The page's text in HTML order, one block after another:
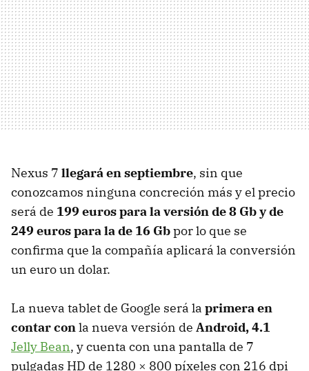
Nexus 7 llegará en septiembre, sin que
conozcamos ninguna concreción más y el precio
será de 199 euros para la versión de 8 Gb y de
249 euros para la de 16 Gbpor lo que se
confirma que la compañía aplicará la conversión
un euro un dolar.
La nueva tablet de Google será la primera en
contar conla nueva versión de Android, 4.1
Jelly Bean, y cuenta con una pantalla de 7
pulgadas HD de 1280 × 800 píxeles con 216 dpi